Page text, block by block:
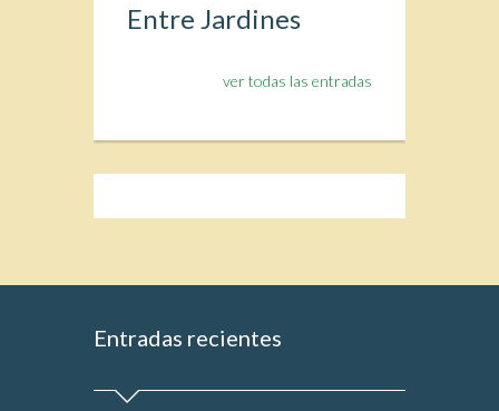
Entre Jardines
ver todas las entradas
Entradas recientes